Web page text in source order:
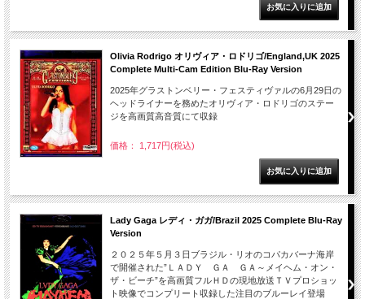
Olivia Rodrigo オリヴィア・ロドリゴ/England,UK 2025
Complete Multi-Cam Edition Blu-Ray Version
2025年グラストンベリー・フェスティヴァルの6月29日の
ヘッドライナーを務めたオリヴィア・ロドリゴのステー
ジを高画質高音質にて収録
価格： 1,717円(税込)
Lady Gaga レディ・ガガ/Brazil 2025 Complete Blu-Ray
Version
２０２５年５月３日ブラジル・リオのコパカバーナ海岸
で開催された”ＬＡＤＹ ＧＡ ＧＡ～メイヘム・オン・
ザ・ビーチ”を高画質フルＨＤの現地放送ＴＶプロショッ
ト映像でコンプリート収録した注目のブルーレイ登場